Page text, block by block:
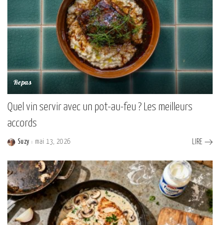
Repas
Quel vin servir avec un pot-au-feu ? Les meilleurs
accords
Posted
Suzy mai 13, 2026 LIRE